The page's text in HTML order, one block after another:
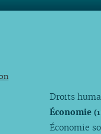
Droits
Économie
Économie